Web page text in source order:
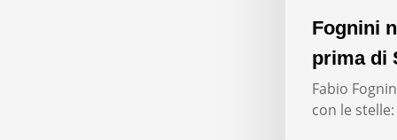
Fognini
prima di
Fabio
con le